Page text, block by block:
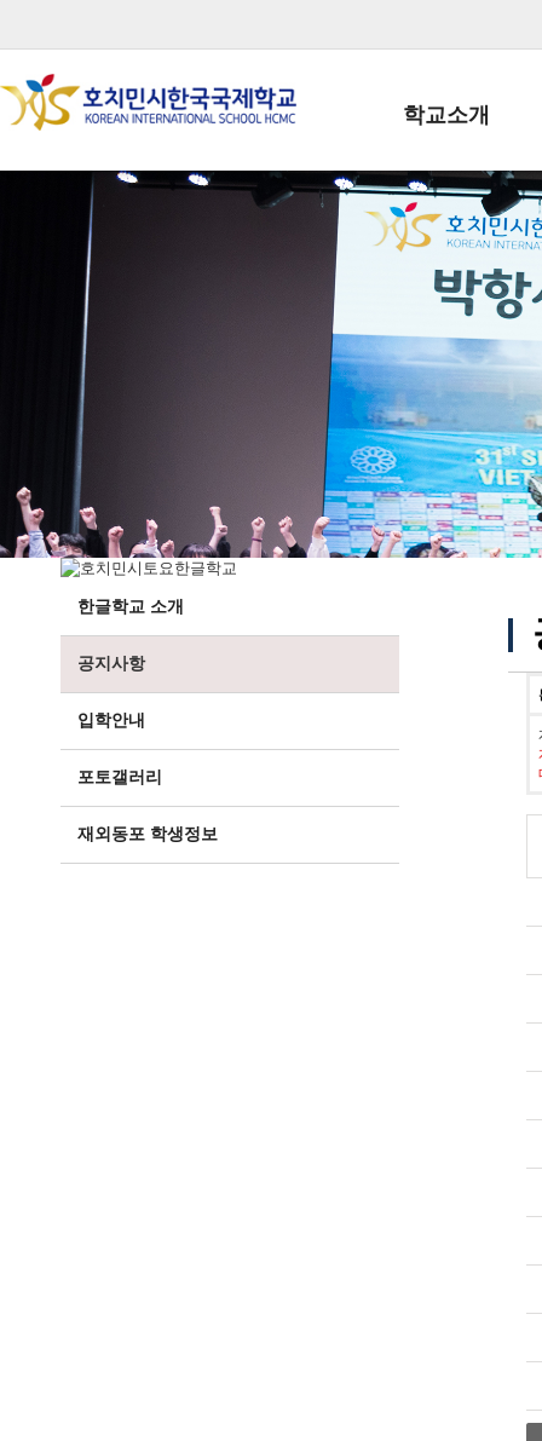
학교소개
학교장인사말
학생회장인사말
학교상징
학교 CI
교직원현황
학생현황
위치/전화
전경사진
한글학교 소개
공지사항
입학안내
포토갤러리
재외동포 학생정보